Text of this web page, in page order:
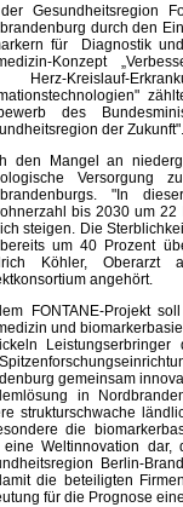
Gesundheitsregion
durch den
für Diagnostik
Konzept
Herz-Kreislauf-
des
der Zukunft".
den Mangel an
Versorgung
"In
bis 2030 um
steigen. Die
um 40 Prozent
Köhler,
angehört.
FONTANE-Projekt
und
Leistungserbringer
gemeinsam
in
strukturschwache
die
eine Weltinnovation
Berlin-
die beteiligten
für die Prognose